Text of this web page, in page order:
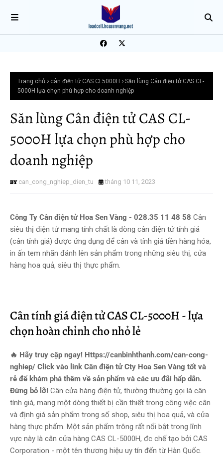
Trang chủ cân điện tử CAS CL5000H
Săn lùng Cân điện tử CAS CL-
5000H lựa chọn phù hợp cho doanh nghiệp
Săn lùng Cân điện tử CAS CL-
5000H lựa chọn phù hợp cho
doanh nghiệp
can_cong_nghiep_dien_tu tháng 10 11, 2023
Công Ty Cân điện tử Hoa Sen Vàng - 028.35 11 48 58 Cân
siêu thị điện tử mang tính chất là dòng cân điện tử tính giá
(cân tính giá) được ứng dụng để cân và tính giá tiền hàng hóa,
in ấn tem nhãn đánh lên sản phẩm trong những siêu thị, cửa
hàng hoa quả, siêu thị thực phẩm.
Cân tính giá điện tử CAS CL-5000H - lựa
chọn hoàn chỉnh cho nhỏ lẻ
🔥 Hãy truy cập ngay! Https://canbinhthanh.com/can-cong-
nghiep/ Click vào link Cân điện tử Cty Hoa Sen Vàng tốt và
rẻ để khám phá thêm về sản phẩm và các ưu đãi hấp dẫn.
Đừng bỏ lỡ! Cân cửa hàng điện tử, thường thường gọi là cân
tính giá, mang một dòng thiết bị cần thiết trong công việc cân
và định giá sản phẩm trong số shop, siêu thị hoa quả, và cửa
hàng thực phẩm. Một sản phẩm trông rất nổi bật trong lĩnh
vực này là cân cửa hàng CAS CL-5000H, đc chế tạo bởi CAS
Corporation - một tên thương hiệu uy tín đến từ Hàn Quốc.